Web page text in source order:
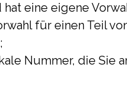
eine eigene
für einen Teil
Nummer, die Sie